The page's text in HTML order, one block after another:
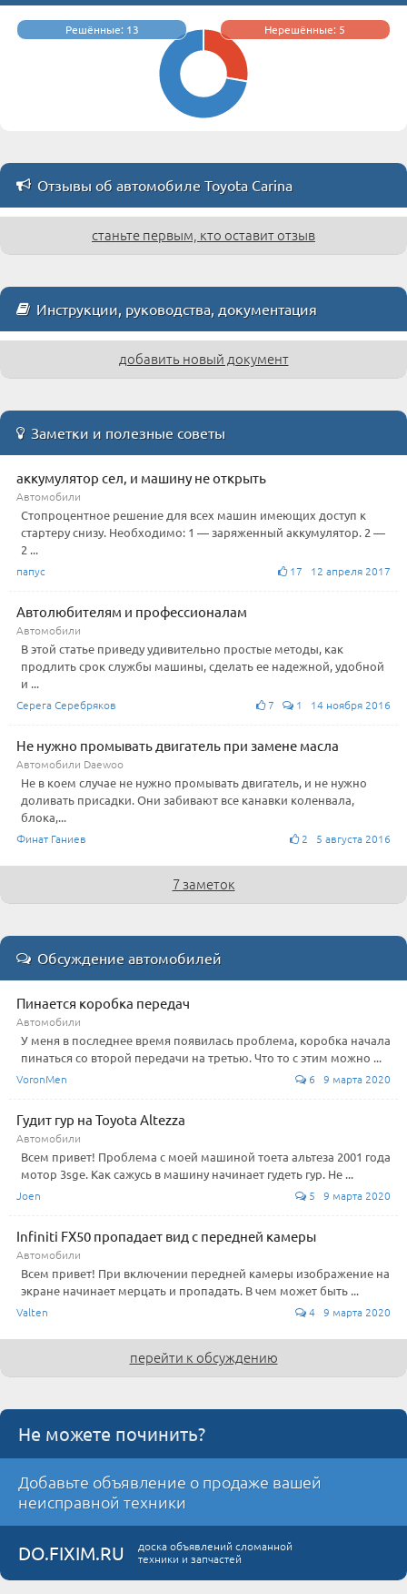
Решённые: 13 Нерешённые: 5
Отзывы об автомобиле Toyota Carina
станьте первым, кто оставит отзыв
Инструкции, руководства, документация
добавить новый документ
Заметки и полезные советы
аккумулятор сел, и машину не открыть
Автомобили
Стопроцентное решение для всех машин имеющих доступ к
стартеру снизу. Необходимо: 1 — заряженный аккумулятор. 2 —
2 ...
папус 17 12 апреля 2017
Автолюбителям и профессионалам
Автомобили
В этой статье приведу удивительно простые методы, как
продлить срок службы машины, сделать ее надежной, удобной
и ...
Серега Серебряков 7 1 14 ноября 2016
Не нужно промывать двигатель при замене масла
Автомобили Daewoo
Не в коем случае не нужно промывать двигатель, и не нужно
доливать присадки. Они забивают все канавки коленвала,
блока,...
Финат Ганиев 2 5 августа 2016
7 заметок
Обсуждение автомобилей
Пинается коробка передач
Автомобили
У меня в последнее время появилась проблема, коробка начала
пинаться со второй передачи на третью. Что то с этим можно ...
VoronMen 6 9 марта 2020
Гудит гур на Toyota Altezza
Автомобили
Всем привет! Проблема с моей машиной тоета альтеза 2001 года
мотор 3sge. Как сажусь в машину начинает гудеть гур. Не ...
Joen 5 9 марта 2020
Infiniti FX50 пропадает вид с передней камеры
Автомобили
Всем привет! При включении передней камеры изображение на
экране начинает мерцать и пропадать. В чем может быть ...
Valten 4 9 марта 2020
перейти к обсуждению
Не можете починить?
Добавьте объявление о продаже вашей
неисправной техники
DO.FIXIM.RU
доска объявлений сломанной
техники и запчастей